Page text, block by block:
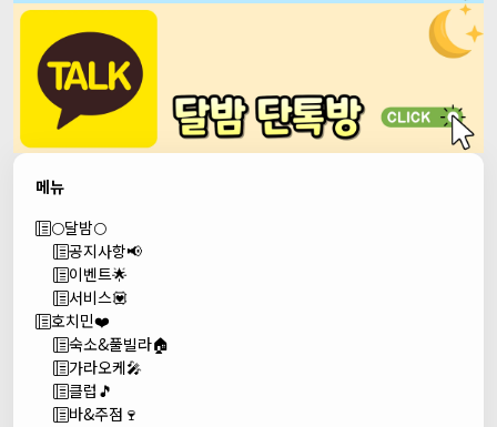
메뉴
🌕달밤🌕
공지사항📢
이벤트🌟
서비스💟
호치민❤️
숙소&풀빌라🏠
가라오케🎤
클럽🎵
바&주점🍷